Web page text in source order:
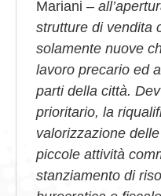
Mariani –
strutture di vendita
solamente nuove
lavoro precario ed
parti della città.
prioritario, la
valorizzazione
piccole attività
stanziamento di